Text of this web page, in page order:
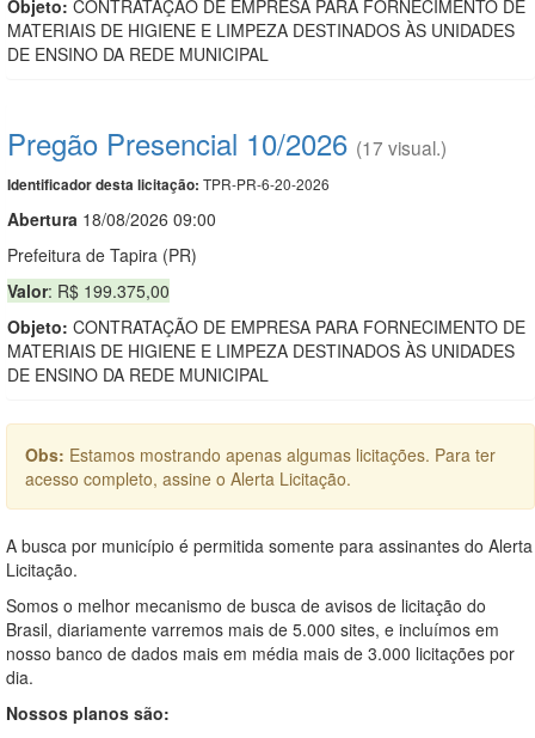
Objeto: CONTRATAÇÃO DE EMPRESA PARA FORNECIMENTO DE
MATERIAIS DE HIGIENE E LIMPEZA DESTINADOS ÀS UNIDADES
DE ENSINO DA REDE MUNICIPAL
Pregão Presencial 10/2026 (17 visual.)
Identificador desta licitação: TPR-PR-6-20-2026
Abertura 18/08/2026 09:00
Prefeitura de Tapira (PR)
Valor: R$ 199.375,00
Objeto: CONTRATAÇÃO DE EMPRESA PARA FORNECIMENTO DE
MATERIAIS DE HIGIENE E LIMPEZA DESTINADOS ÀS UNIDADES
DE ENSINO DA REDE MUNICIPAL
Obs: Estamos mostrando apenas algumas licitações. Para ter
acesso completo, assine o Alerta Licitação.
A busca por município é permitida somente para assinantes do Alerta
Licitação.
Somos o melhor mecanismo de busca de avisos de licitação do
Brasil, diariamente varremos mais de 5.000 sites, e incluímos em
nosso banco de dados mais em média mais de 3.000 licitações por
dia.
Nossos planos são: